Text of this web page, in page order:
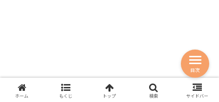
ホーム もくじ トップ 検索 サイドバー
目次